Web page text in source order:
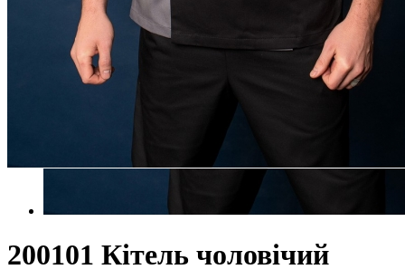
200101 Кітель чоловічий